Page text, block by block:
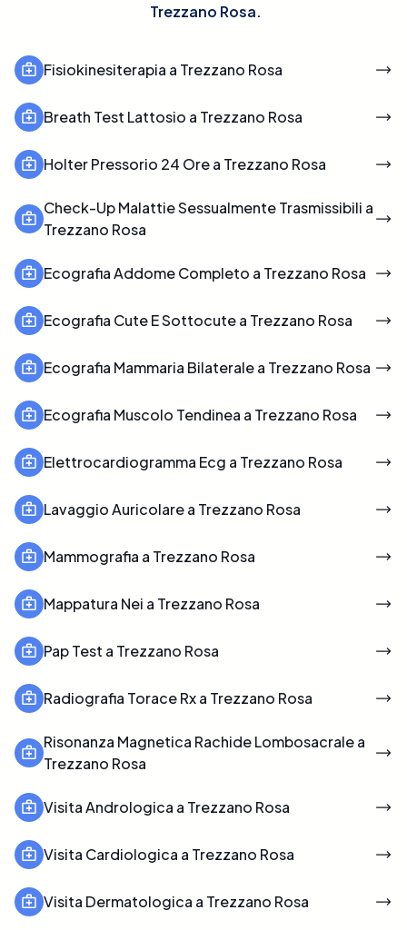
Trezzano Rosa.
Fisiokinesiterapia a Trezzano Rosa
Breath Test Lattosio a Trezzano Rosa
Holter Pressorio 24 Ore a Trezzano Rosa
Check-Up Malattie Sessualmente Trasmissibili a
Trezzano Rosa
Ecografia Addome Completo a Trezzano Rosa
Ecografia Cute E Sottocute a Trezzano Rosa
Ecografia Mammaria Bilaterale a Trezzano Rosa
Ecografia Muscolo Tendinea a Trezzano Rosa
Elettrocardiogramma Ecg a Trezzano Rosa
Lavaggio Auricolare a Trezzano Rosa
Mammografia a Trezzano Rosa
Mappatura Nei a Trezzano Rosa
Pap Test a Trezzano Rosa
Radiografia Torace Rx a Trezzano Rosa
Risonanza Magnetica Rachide Lombosacrale a
Trezzano Rosa
Visita Andrologica a Trezzano Rosa
Visita Cardiologica a Trezzano Rosa
Visita Dermatologica a Trezzano Rosa